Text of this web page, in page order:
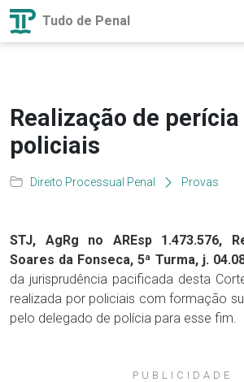
Tudo de Penal
Realização de
policiais
Direito Processual Penal Provas
STJ, AgRg no AREsp 1.473.576,
Soares da Fonseca, 5ª Turma, j.
da jurisprudência pacificada desta
realizada por policiais com formação
pelo delegado de polícia para esse fim.
PUBLICIDADE